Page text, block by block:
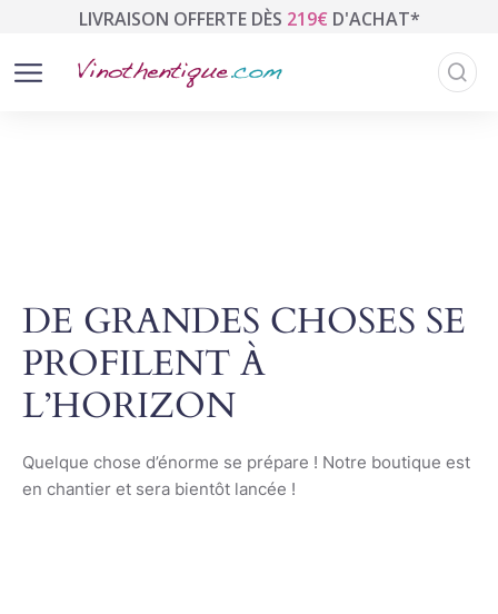
LIVRAISON OFFERTE DÈS 219€ D'ACHAT*
DE GRANDES CHOSES SE
PROFILENT À
L’HORIZON
Quelque chose d’énorme se prépare ! Notre boutique est
en chantier et sera bientôt lancée !